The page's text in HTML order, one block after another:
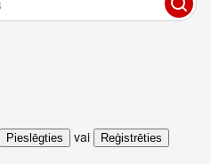
Pieslēgties vai Reģistrēties